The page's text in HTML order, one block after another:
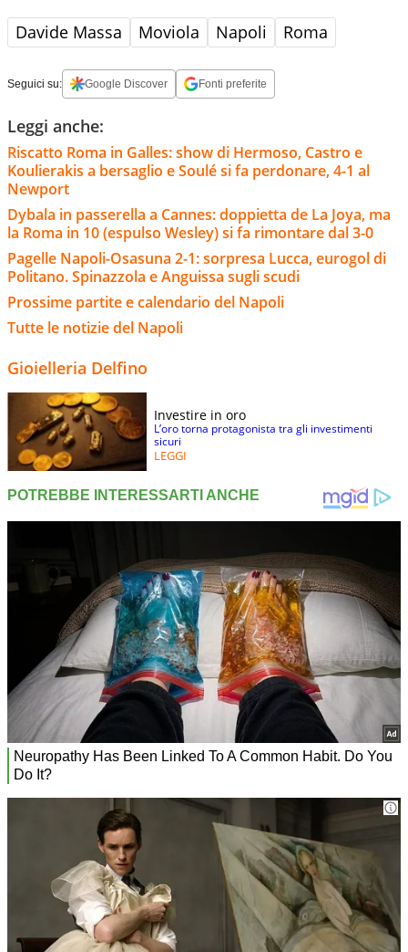
Davide Massa Moviola Napoli Roma
Seguici su: Google Discover Fonti preferite
Leggi anche:
Riscatto Roma in Galles: show di Hermoso, Castro e
Koulierakis a bersaglio e Soulé si fa perdonare, 4-1 al
Newport
Dybala in passerella a Cannes: doppietta de La Joya, ma
la Roma in 10 (espulso Wesley) si fa rimontare dal 3-0
Pagelle Napoli-Osasuna 2-1: sorpresa Lucca, eurogol di
Politano. Spinazzola e Anguissa sugli scudi
Prossime partite e calendario del Napoli
Tutte le notizie del Napoli
Gioielleria Delfino
Investire in oro
L’oro torna protagonista tra gli investimenti
sicuri
LEGGI